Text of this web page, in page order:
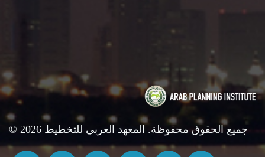
© 2026 جميع الحقوق محفوظة. المعهد العربي للتخطيط